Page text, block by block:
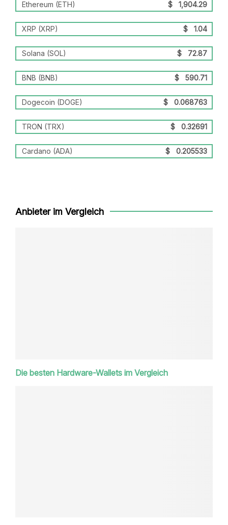
Ethereum (ETH) $ 1,904.29
XRP (XRP) $ 1.04
Solana (SOL) $ 72.87
BNB (BNB) $ 590.71
Dogecoin (DOGE) $ 0.068763
TRON (TRX) $ 0.32691
Cardano (ADA) $ 0.205533
Anbieter im Vergleich
Die besten Hardware-Wallets im Vergleich